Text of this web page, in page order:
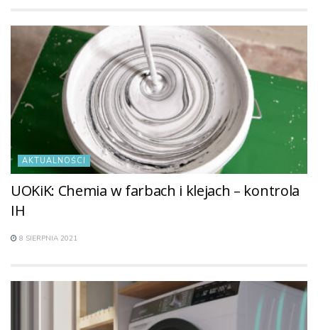
AKTUALNOŚCI
UOKiK: Chemia w farbach i klejach – kontrola
IH
8 SIERPNIA 2021